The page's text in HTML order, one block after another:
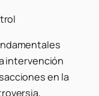
intervención
en la